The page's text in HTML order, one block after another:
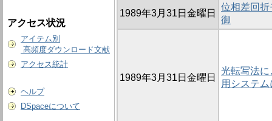
アクセス状況
アイテム別
高頻度ダウンロード文献
アクセス統計
ヘルプ
DSpaceについて
1989年3月31日金曜日
位相差回
御
1989年3月31日金曜日
光転写法
用システ